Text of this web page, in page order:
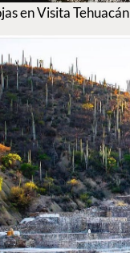
en Visita Tehuacán